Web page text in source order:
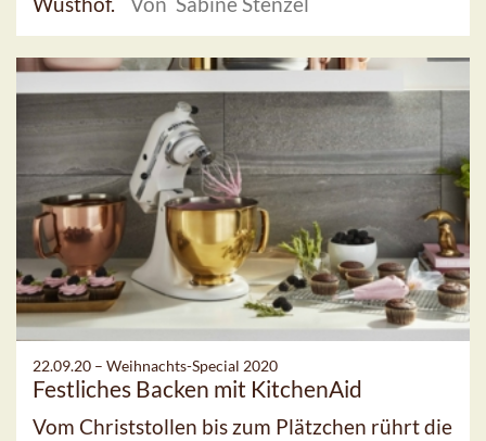
22.09.20 – Weihnachts-Special 2020
Festliches Backen mit KitchenAid
Vom Christstollen bis zum Plätzchen rührt die